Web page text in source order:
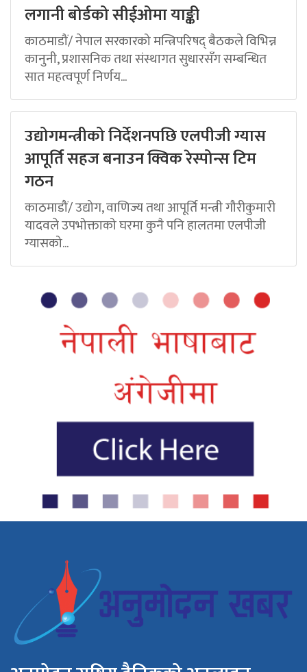
लगानी बोर्डको सीईओमा याङ्की
काठमाडौं/ नेपाल सरकारको मन्त्रिपरिषद् बैठकले विभिन्न
कानुनी, प्रशासनिक तथा संस्थागत सुधारसँग सम्बन्धित
सात महत्वपूर्ण निर्णय...
उद्योगमन्त्रीको निर्देशनपछि एलपीजी ग्यास
आपूर्ति सहज बनाउन क्विक रेस्पोन्स टिम
गठन
काठमाडौं/ उद्योग, वाणिज्य तथा आपूर्ति मन्त्री गौरीकुमारी
यादवले उपभोक्ताको घरमा कुनै पनि हालतमा एलपीजी
ग्यासको...